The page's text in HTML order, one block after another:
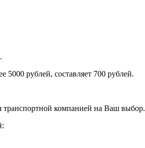
5000 рублей, составляет 700 рублей.
транспортной компанией на Ваш выбор.